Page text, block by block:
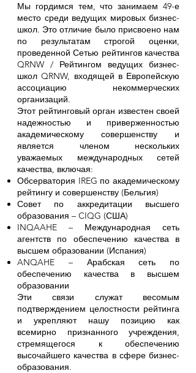
Мы гордимся тем, что занимаем 49-е
место среди ведущих мировых бизнес-
школ. Это отличие было присвоено нам
по результатам строгой оценки,
проведенной Сетью рейтингов качества
QRNW / Рейтингом ведущих бизнес-
школ QRNW, входящей в Европейскую
ассоциацию некоммерческих
организаций.
Этот рейтинговый орган известен своей
надежностью и приверженностью
академическому совершенству и
является членом нескольких
уважаемых международных сетей
качества, включая:
Обсерватория IREG по академическому
рейтингу и совершенству (Бельгия)
Совет по аккредитации высшего
образования – CIQG (США)
INQAAHE – Международная сеть
агентств по обеспечению качества в
высшем образовании (Испания)
ANQAHE – Арабская сеть по
обеспечению качества в высшем
образовании
Эти связи служат весомым
подтверждением целостности рейтинга
и укрепляют нашу позицию как
всемирно признанного учреждения,
стремящегося к обеспечению
высочайшего качества в сфере бизнес-
образования.